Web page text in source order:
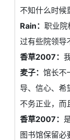
不知什么时候
Rain： 职业院
过有些院领导
香草2007：
麦子： 馆长不
导、信心、希
不务正业，而
香草2007：
图书馆保留必